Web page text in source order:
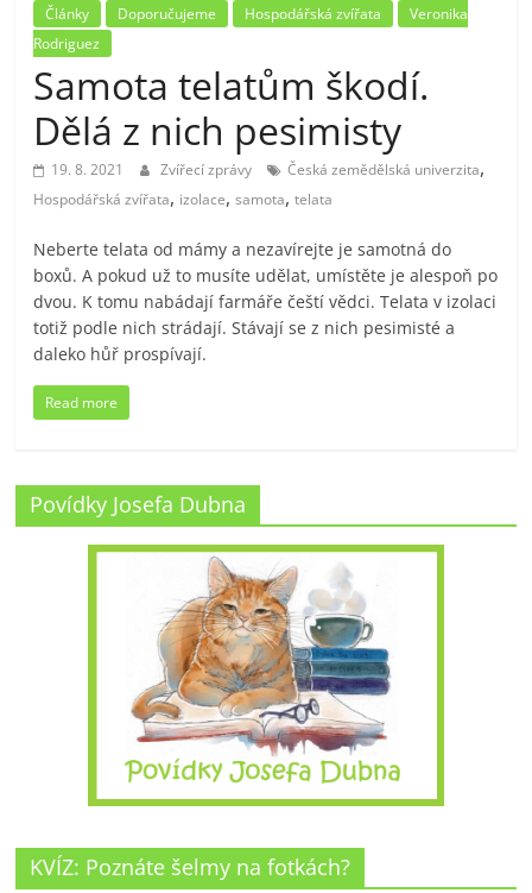
Články Doporučujeme Hospodářská zvířata
Veronika
Rodriguez
Samota telatům škodí.
Dělá z nich pesimisty
19. 8. 2021 Zvířecí zprávy Česká zemědělská univerzita,
Hospodářská zvířata, izolace,samota,telata
Neberte telata od mámy a nezavírejte je samotná do
boxů. A pokud už to musíte udělat, umístěte je alespoň po
dvou. K tomu nabádají farmáře čeští vědci. Telata v izolaci
totiž podle nich strádají. Stávají se z nich pesimisté a
daleko hůř prospívají.
Read more
Povídky Josefa Dubna
KVÍZ: Poznáte šelmy na fotkách?